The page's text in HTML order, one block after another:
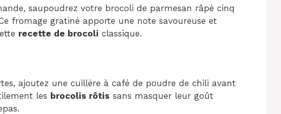
saupoudrez votre brocoli de parmesan râpé cinq
fromage gratiné apporte une note savoureuse et
recette de brocoli classique.
ajoutez une cuillère à café de poudre de chili avant
les brocolis rôtis sans masquer leur goût